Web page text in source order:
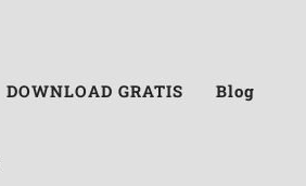
DOWNLOAD GRATIS Blog